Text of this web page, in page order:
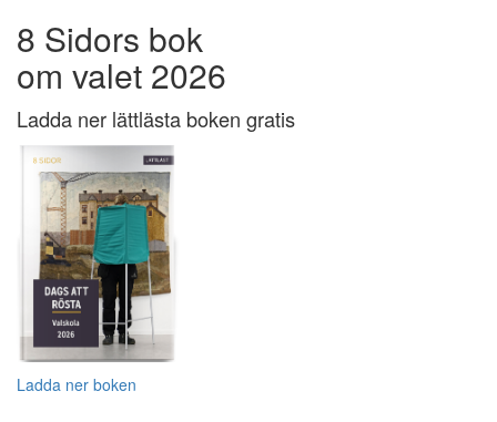
8 Sidors bok
om valet 2026
Ladda ner lättlästa boken gratis
Ladda ner boken